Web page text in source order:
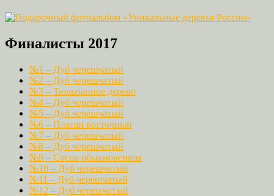
Финалисты 2017
№1 – Дуб черешчатый
№2 – Дуб черешчатый
№3 – Тюльпанное дерево
№4 – Дуб черешчатый
№5 – Дуб черешчатый
№6 – Платан восточный
№7 – Дуб черешчатый
№8 – Дуб черешчатый
№9 – Сосна обыкновенная
№10 – Дуб черешчатый
№11 – Дуб черешчатый
№12 – Дуб черешчатый